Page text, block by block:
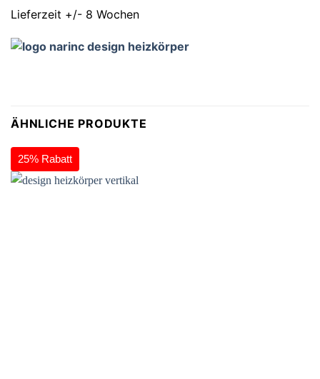
Lieferzeit +/- 8 Wochen
ÄHNLICHE PRODUKTE
25% Rabatt